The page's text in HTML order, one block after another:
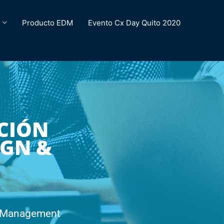
Producto EDM Evento Cx Day Quito 2020
&